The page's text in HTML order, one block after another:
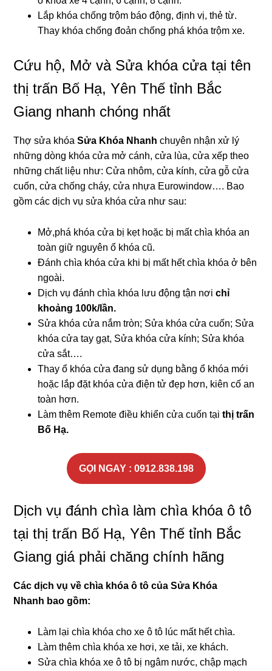
Lắp khóa chống trộm báo động, định vị, thẻ từ.
Thay khóa chống đoản chống phá khóa trộm xe.
Cứu hộ, Mở và Sửa khóa cửa tại tên
thị trấn Bố Hạ, Yên Thế tỉnh Bắc
Giang nhanh chóng nhất
Thợ sửa khóaSửa Khóa Nhanh chuyên nhận xử lý
những dòng khóa cửa mở cánh, cửa lùa, cửa xếp theo
những chất liệu như: Cửa nhôm, cửa kính, cửa gỗ cửa
cuốn, cửa chống cháy, cửa nhựa Eurowindow…. Bao
gồm các dịch vụ sửa khóa cửa như sau:
Mở,phá khóa cửa bị kẹt hoặc bị mất chìa khóa an
toàn giữ nguyên ổ khóa cũ.
Đánh chìa khóa cửa khi bị mất hết chìa khóa ở bên
ngoài.
Dịch vụ đánh chìa khóa lưu động tận nơichỉ
khoảng 100k/lần.
Sửa khóa cửa nắm tròn; Sửa khóa cửa cuốn; Sửa
khóa cửa tay gạt, Sửa khóa cửa kính; Sửa khóa
cửa sắt….
Thay ổ khóa cửa đang sử dụng bằng ổ khóa mới
hoặc lắp đặt khóa cửa điện tử đẹp hơn, kiên cố an
toàn hơn.
Làm thêm Remote điều khiển cửa cuốn tạithị trấn
Bố Hạ.
GỌI NGAY : 0912.838.198
Dịch vụ đánh chìa làm chìa khóa ô tô
tại thị trấn Bố Hạ, Yên Thế tỉnh Bắc
Giang giá phải chăng chính hãng
Các dịch vụ về chìa khóa ô tô của Sửa Khóa
Nhanh bao gồm:
Làm lại chìa khóa cho xe ô tô lúc mất hết chìa.
Làm thêm chìa khóa xe hơi, xe tải, xe khách.
Sửa chìa khóa xe ô tô bị ngâm nước, chập mạch